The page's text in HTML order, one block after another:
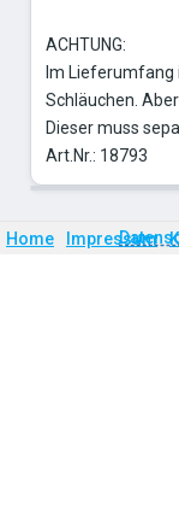
ACHTUNG:
Im Lieferumfang
Schläuchen.
Dieser muss
Art.Nr.: 18793
Home Impressum